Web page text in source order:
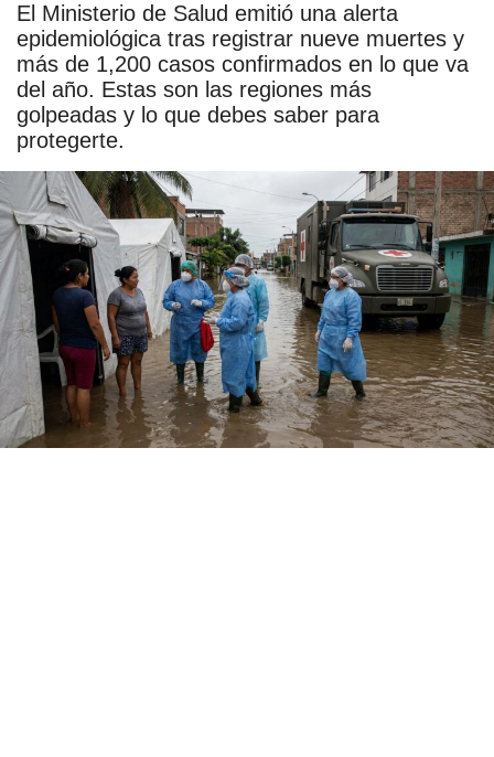
El Ministerio de Salud emitió una alerta
epidemiológica tras registrar nueve muertes y
más de 1,200 casos confirmados en lo que va
del año. Estas son las regiones más
golpeadas y lo que debes saber para
protegerte.